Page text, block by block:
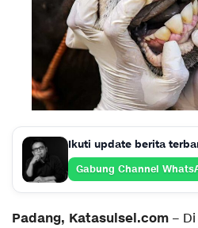
Ikuti update berita
Gabung Channel
Padang, Katasulsel.com –